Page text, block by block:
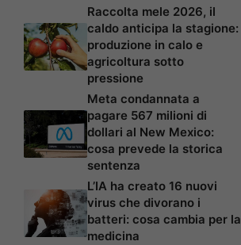
Raccolta mele 2026, il
caldo anticipa la stagione:
produzione in calo e
agricoltura sotto
pressione
Meta condannata a
pagare 567 milioni di
dollari al New Mexico:
cosa prevede la storica
sentenza
L’IA ha creato 16 nuovi
virus che divorano i
batteri: cosa cambia per la
medicina